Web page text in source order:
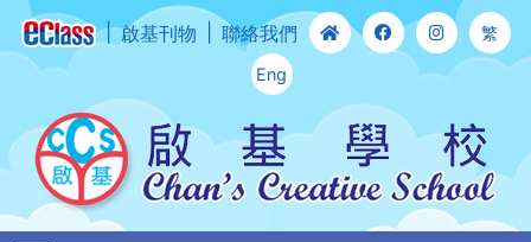
啟基刊物 聯絡我們 繁
Eng